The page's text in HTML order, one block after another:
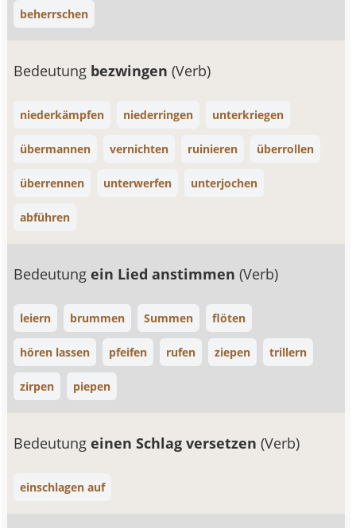
beherrschen
Bedeutung bezwingen(Verb)
niederkämpfen niederringen unterkriegen
übermannen vernichten ruinieren überrollen
überrennen unterwerfen unterjochen
abführen
Bedeutungein Lied anstimmen(Verb)
leiern brummen Summen flöten
hören lassen pfeifen rufen ziepen trillern
zirpen piepen
Bedeutungeinen Schlag versetzen(Verb)
einschlagen auf